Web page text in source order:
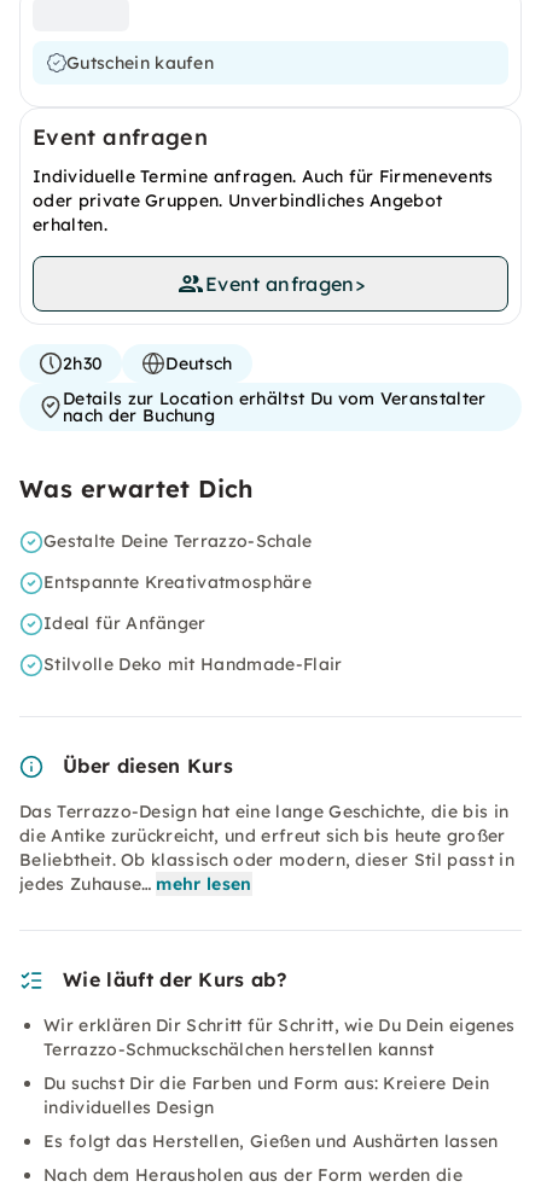
Gutschein kaufen
Event anfragen
Individuelle Termine anfragen. Auch für Firmenevents
oder private Gruppen. Unverbindliches Angebot
erhalten.
Event anfragen>
2h30
Deutsch
Details zur Location erhältst Du vom Veranstalter
nach der Buchung
Was erwartet Dich
Gestalte Deine Terrazzo-Schale
Entspannte Kreativatmosphäre
Ideal für Anfänger
Stilvolle Deko mit Handmade-Flair
Über diesen Kurs
Das Terrazzo-Design hat eine lange Geschichte, die bis in
die Antike zurückreicht, und erfreut sich bis heute großer
Beliebtheit. Ob klassisch oder modern, dieser Stil passt in
jedes Zuhause… mehr lesen
Wie läuft der Kurs ab?
Wir erklären Dir Schritt für Schritt, wie Du Dein eigenes
Terrazzo-Schmuckschälchen herstellen kannst
Du suchst Dir die Farben und Form aus: Kreiere Dein
individuelles Design
Es folgt das Herstellen, Gießen und Aushärten lassen
Nach dem Herausholen aus der Form werden die